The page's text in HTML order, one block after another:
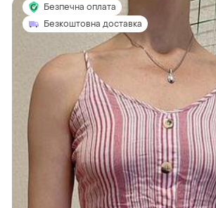
Безпечна оплата
Безкоштовна доставка